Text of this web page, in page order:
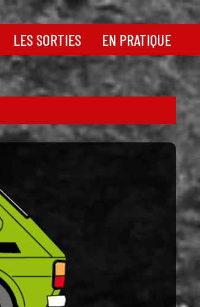
LES SORTIES
Calendrier des sorties
Nos dernières sorties
en images
EN PRATIQUE
Infos législation : la
FFVE
Tout savoir sur les
Avant d'acheter une 500
Nos conseils